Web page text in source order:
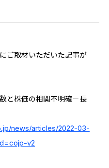
ご取材いただいた記事が
と株価の相関不明確－長
news/articles/2022-03-
v2